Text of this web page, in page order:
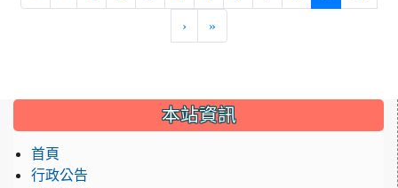
› »
::: 本站資訊
首頁
行政公告